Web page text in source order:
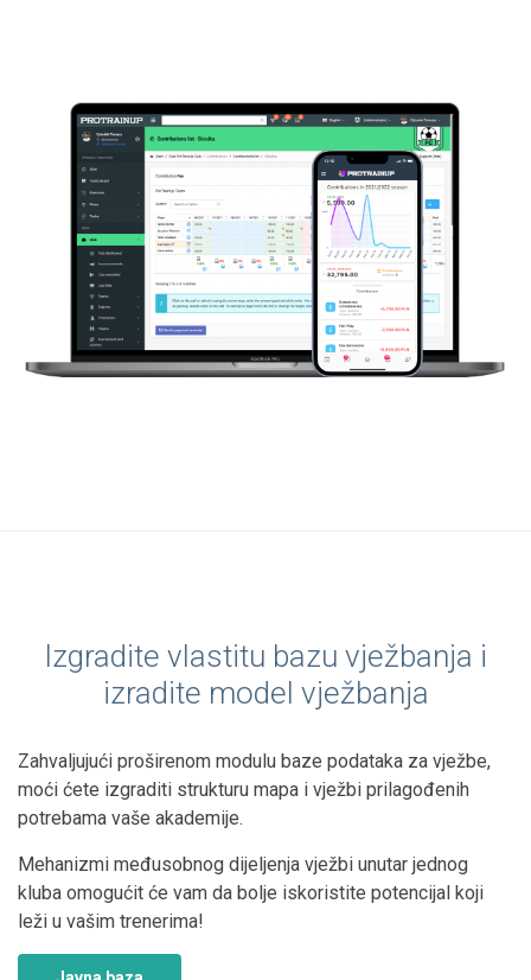
Izgradite vlastitu bazu vježbanja i
izradite model vježbanja
Zahvaljujući proširenom modulu baze podataka za vježbe,
moći ćete izgraditi strukturu mapa i vježbi prilagođenih
potrebama vaše akademije.
Mehanizmi međusobnog dijeljenja vježbi unutar jednog
kluba omogućit će vam da bolje iskoristite potencijal koji
leži u vašim trenerima!